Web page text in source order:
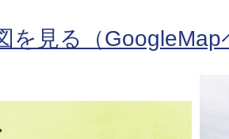
を見る（GoogleMap